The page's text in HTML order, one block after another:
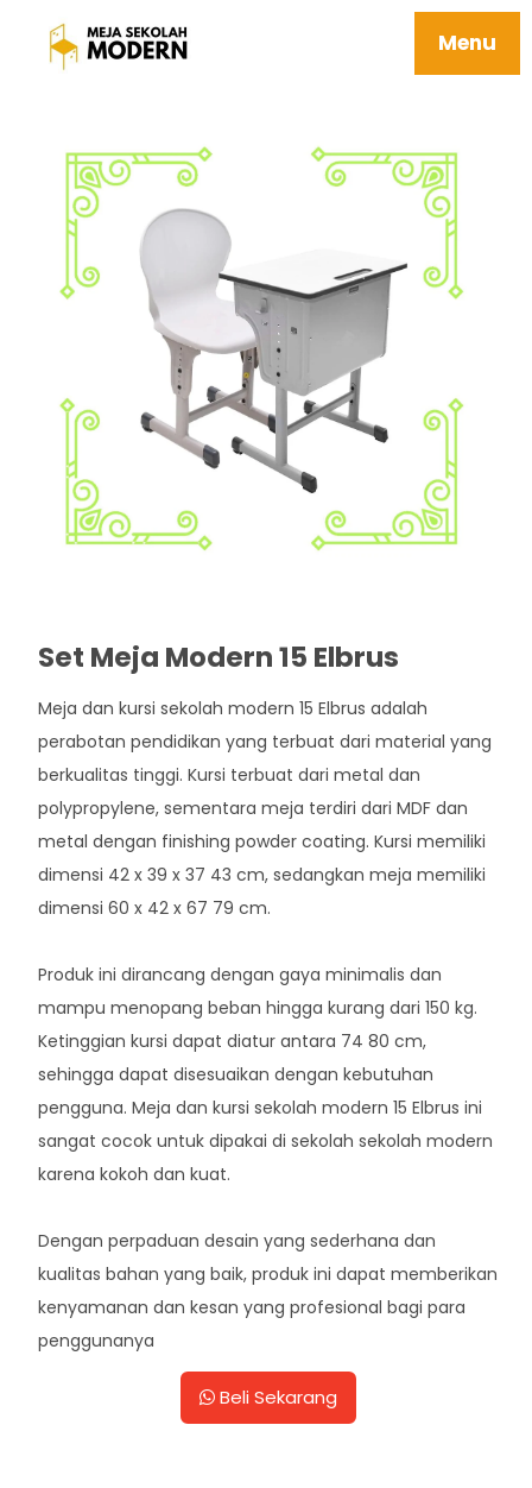
Menu
Meja Dalam Sekolah Harga Terjangkau
Awet Mudah Dipasang 15 Elbrus
Set Meja Modern 15 Elbrus
Meja dan kursi sekolah modern 15 Elbrus adalah
perabotan pendidikan yang terbuat dari material yang
berkualitas tinggi. Kursi terbuat dari metal dan
polypropylene, sementara meja terdiri dari MDF dan
metal dengan finishing powder coating. Kursi memiliki
dimensi 42 x 39 x 37 43 cm, sedangkan meja memiliki
dimensi 60 x 42 x 67 79 cm.
Produk ini dirancang dengan gaya minimalis dan
mampu menopang beban hingga kurang dari 150 kg.
Ketinggian kursi dapat diatur antara 74 80 cm,
sehingga dapat disesuaikan dengan kebutuhan
pengguna. Meja dan kursi sekolah modern 15 Elbrus ini
sangat cocok untuk dipakai di sekolah sekolah modern
karena kokoh dan kuat.
Dengan perpaduan desain yang sederhana dan
kualitas bahan yang baik, produk ini dapat memberikan
kenyamanan dan kesan yang profesional bagi para
penggunanya
Beli Sekarang